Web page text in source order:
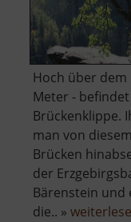
Hoch über dem
Meter -
Brückenklippe.
man von
Brücken
der
Bärenstein und
die.. »